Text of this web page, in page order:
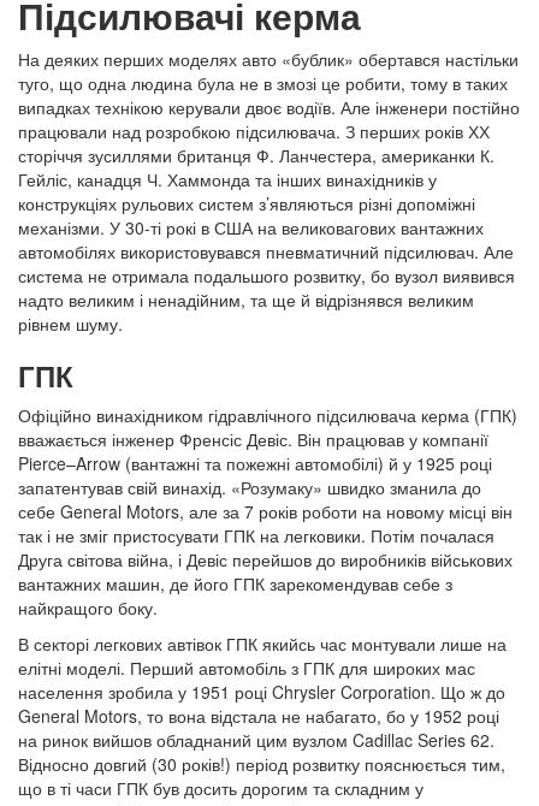
Підсилювачі керма
На деяких перших моделях авто «бублик» обертався настільки
туго, що одна людина була не в змозі це робити, тому в таких
випадках технікою керували двоє водіїв. Але інженери постійно
працювали над розробкою підсилювача. З перших років ХХ
сторіччя зусиллями британця Ф. Ланчестера, американки К.
Гейліс, канадця Ч. Хаммонда та інших винахідників у
конструкціях рульових систем з’являються різні допоміжні
механізми. У 30-ті рокі в США на великовагових вантажних
автомобілях використовувався пневматичний підсилювач. Але
система не отримала подальшого розвитку, бо вузол виявився
надто великим і ненадійним, та ще й відрізнявся великим
рівнем шуму.
ГПК
Офіційно винахідником гідравлічного підсилювача керма (ГПК)
вважається інженер Френсіс Девіс. Він працював у компанії
Pierce–Arrow (вантажні та пожежні автомобілі) й у 1925 році
запатентував свій винахід. «Розумаку» швидко зманила до
себе General Motors, але за 7 років роботи на новому місці він
так і не зміг пристосувати ГПК на легковики. Потім почалася
Друга світова війна, і Девіс перейшов до виробників військових
вантажних машин, де його ГПК зарекомендував себе з
найкращого боку.
В секторі легкових автівок ГПК якийсь час монтували лише на
елітні моделі. Перший автомобіль з ГПК для широких мас
населення зробила у 1951 році Chrysler Corporation. Що ж до
General Motors, то вона відстала не набагато, бо у 1952 році
на ринок вийшов обладнаний цим вузлом Cadillac Series 62.
Відносно довгий (30 років!) період розвитку пояснюється тим,
що в ті часи ГПК був досить дорогим та складним у